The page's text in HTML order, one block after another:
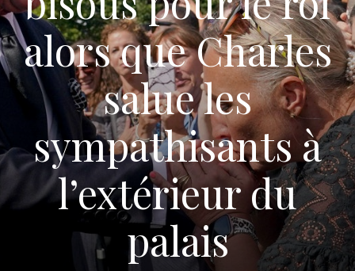
alors que Charles
salue les
sympathisants à
l’extérieur du
palais